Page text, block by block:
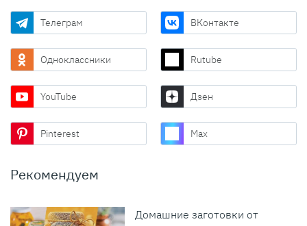
Телеграм ВКонтакте
Одноклассники Rutube
YouTube Дзен
Pinterest Max
Рекомендуем
Домашние заготовки от